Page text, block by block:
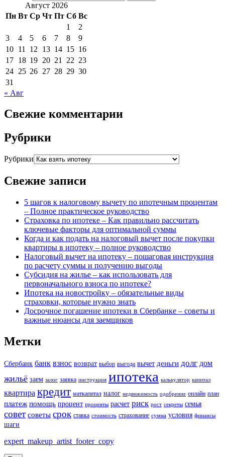
Август 2026
Пн Вт Ср Чт Пт Сб Вс
1
2
3
4 5 6 7 8
9
10 11 12 13 14 15 16
17 18 19 20 21 22 23
24 25 26 27 28 29 30
31
« Авг
Свежие комментарии
Рубрики
Рубрики
Свежие записи
5 шагов к налоговому вычету по ипотечным процентам
– Полное практическое руководство
Страховка по ипотеке – Как правильно рассчитать
ключевые факторы для оптимальной суммы
Когда и как подать на налоговый вычет после покупки
квартиры в ипотеку – полное руководство
Налоговый вычет на ипотеку – пошаговая инструкция
по расчету суммы и получению выгоды
Субсидия на жилье – как использовать для
первоначального взноса по ипотеке?
Ипотека на новостройку – обязательные виды
страховки, которые нужно знать
Досрочное погашение ипотеки в Сбербанке – советы и
важные нюансы для заемщиков
Метки
Сбербанк банк взнос возврат выбор выгода вычет деньги долг дом
жильё заем залог заявка инструкция ипотека калькулятор капитал
квартира кредит маткапитал налог недвижимость одобрение онлайн план
платеж помощь процент проценты расчет риск рост секреты семья
совет советы срок ставка стоимость страхование сумма условия финансы
шаги
expert_makeup_artist_footer_copy